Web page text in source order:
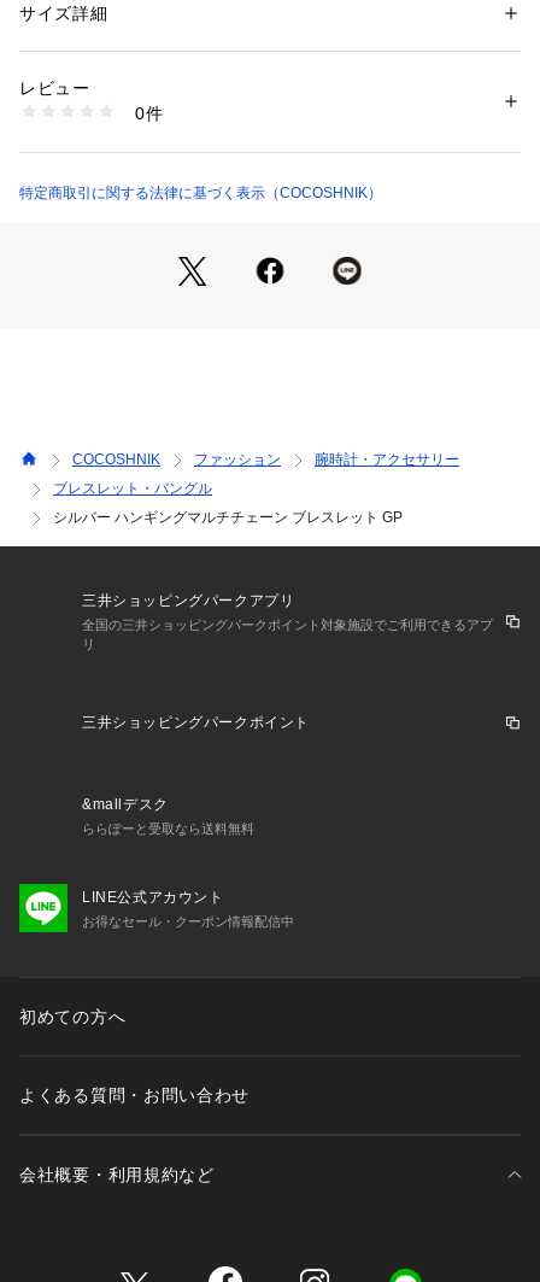
Tシャツなどラフなスタイルはもちろん、パーティーなど華や
長さは約17cmのお作りで、同デザインのシルバー（767－412
59）、同シリーズのブレスレット（767－41260、767－4126
す。
ご購入商品の修理について
ココシュニックの商品はジュエリーの為、通常のお直しセンタ
商品と品質証明書をご持参いただき、お近くの直営店へお持込
下さい。
お修理内容によっては有償の場合やお受けできない場合もござ
取り扱いショップ検索等でご確認お願い致します。
性別：レディース
ングル
生産国：日本製
1601400005158
サイズ詳細
レビュー
0件
特定商取引に関する法律に基づく表示（COCOSHNIK）
COCOSHNIK ファッション
腕時計・アクセサリー
ブレスレット・バングル
シルバー ハンギングマルチチェーン ブレスレット GP
三井ショッピングパークアプリ
全国の三井ショッピングパークポイント対象施設でご利用できるアプ
リ
三井ショッピングパークポイント
&mallデスク
ららぽーと受取なら送料無料
LINE公式アカウント
お得なセール・クーポン情報配信中
初めての方へ
よくある質問・お問い合わせ
会社概要・利用規約など